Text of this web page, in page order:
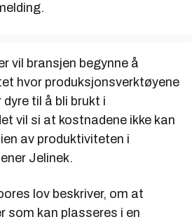
vil bransjen begynne å
hvor produksjonsverktøyene
til å bli brukt i
vil si at kostnadene ikke kan
av produktiviteten i
Jelinek.
lov beskriver, om at
som kan plasseres i en